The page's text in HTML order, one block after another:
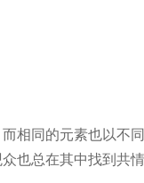
相同的元素也以不
也总在其中找到共情